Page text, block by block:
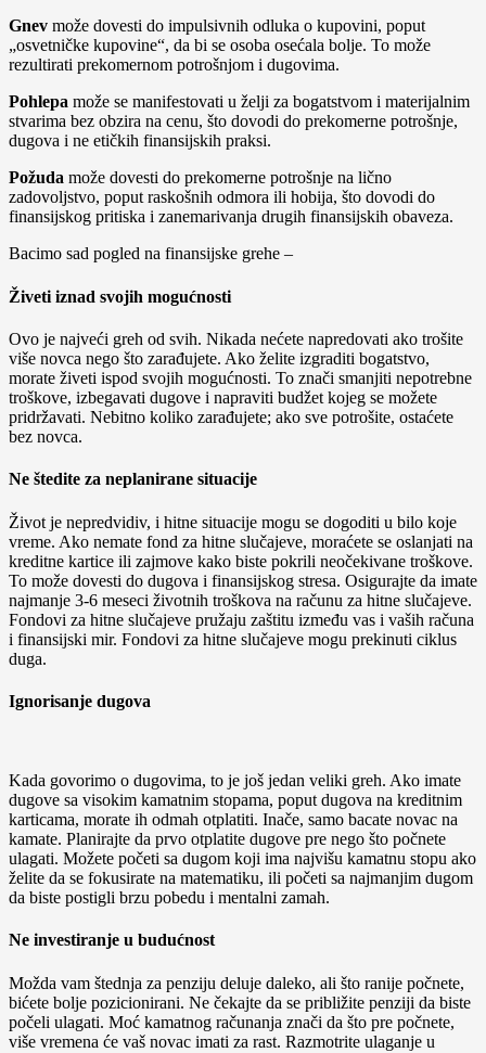
Gnev može dovesti do impulsivnih odluka o kupovini, poput
„osvetničke kupovine“, da bi se osoba osećala bolje. To može
rezultirati prekomernom potrošnjom i dugovima.
Pohlepa može se manifestovati u želji za bogatstvom i materijalnim
stvarima bez obzira na cenu, što dovodi do prekomerne potrošnje,
dugova i ne etičkih finansijskih praksi.
Požuda može dovesti do prekomerne potrošnje na lično
zadovoljstvo, poput raskošnih odmora ili hobija, što dovodi do
finansijskog pritiska i zanemarivanja drugih finansijskih obaveza.
Bacimo sad pogled na finansijske grehe –
Živeti iznad svojih mogućnosti
Ovo je najveći greh od svih. Nikada nećete napredovati ako trošite
više novca nego što zarađujete. Ako želite izgraditi bogatstvo,
morate živeti ispod svojih mogućnosti. To znači smanjiti nepotrebne
troškove, izbegavati dugove i napraviti budžet kojeg se možete
pridržavati. Nebitno koliko zarađujete; ako sve potrošite, ostaćete
bez novca.
Ne štedite za neplanirane situacije
Život je nepredvidiv, i hitne situacije mogu se dogoditi u bilo koje
vreme. Ako nemate fond za hitne slučajeve, moraćete se oslanjati na
kreditne kartice ili zajmove kako biste pokrili neočekivane troškove.
To može dovesti do dugova i finansijskog stresa. Osigurajte da imate
najmanje 3-6 meseci životnih troškova na računu za hitne slučajeve.
Fondovi za hitne slučajeve pružaju zaštitu između vas i vaših računa
i finansijski mir. Fondovi za hitne slučajeve mogu prekinuti ciklus
duga.
Ignorisanje dugova
Kada govorimo o dugovima, to je još jedan veliki greh. Ako imate
dugove sa visokim kamatnim stopama, poput dugova na kreditnim
karticama, morate ih odmah otplatiti. Inače, samo bacate novac na
kamate. Planirajte da prvo otplatite dugove pre nego što počnete
ulagati. Možete početi sa dugom koji ima najvišu kamatnu stopu ako
želite da se fokusirate na matematiku, ili početi sa najmanjim dugom
da biste postigli brzu pobedu i mentalni zamah.
Ne investiranje u budućnost
Možda vam štednja za penziju deluje daleko, ali što ranije počnete,
bićete bolje pozicionirani. Ne čekajte da se približite penziji da biste
počeli ulagati. Moć kamatnog računanja znači da što pre počnete,
više vremena će vaš novac imati za rast. Razmotrite ulaganje u